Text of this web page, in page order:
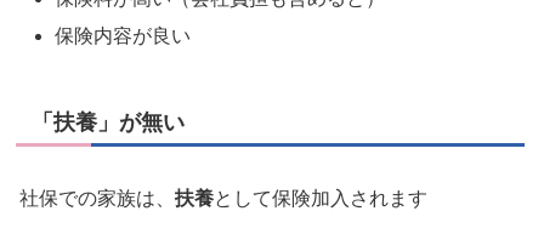
保険内容が良い
「扶養」が無い
社保での家族は、 扶養として保険加入されます